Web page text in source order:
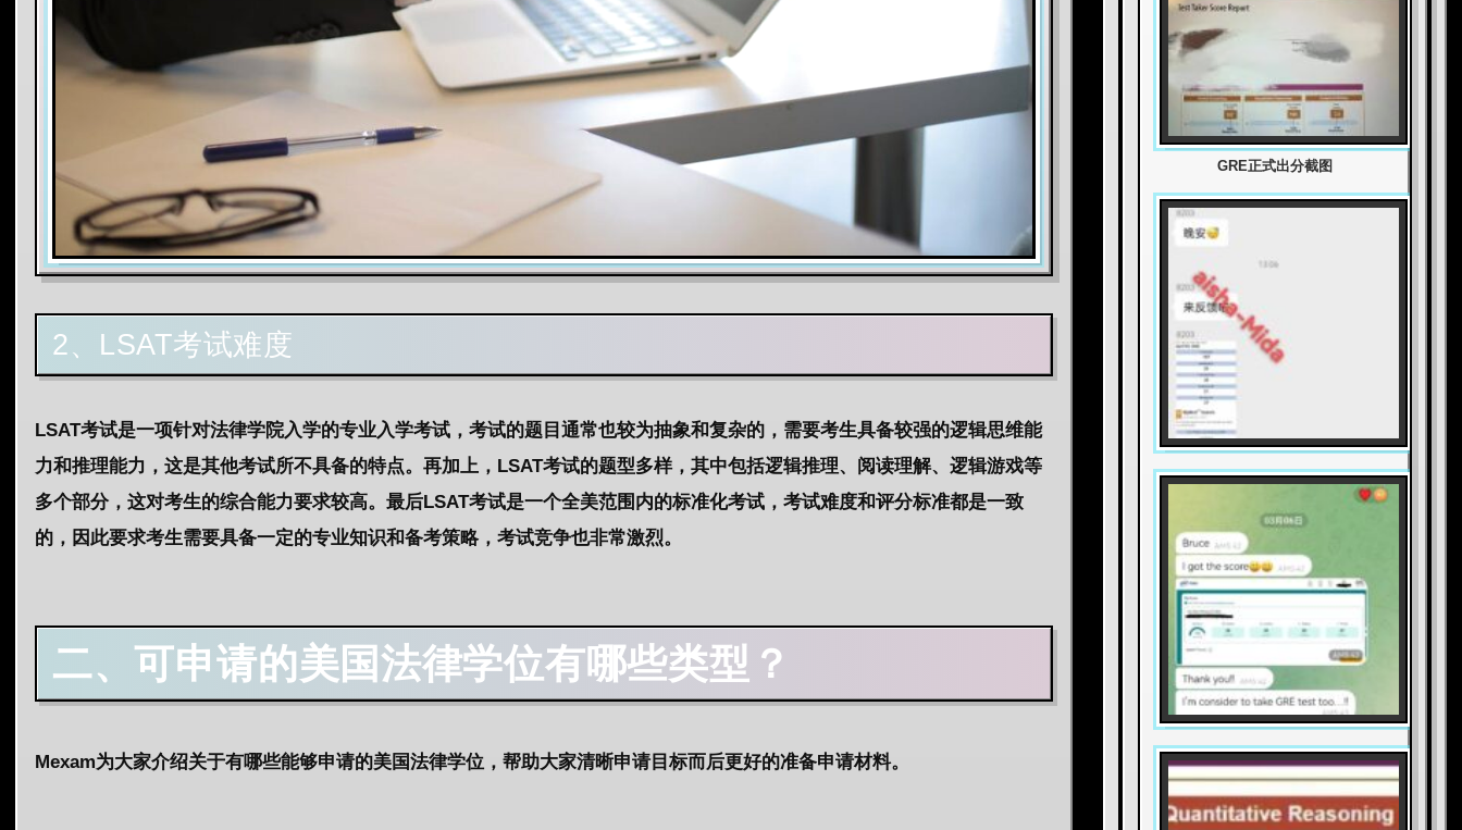
2、LSAT考试难度
LSAT考试是一项针对法律学院入学的专业入学考试，考试的题目通常也较为抽象和复杂的，需要考生具备较强的逻辑思维能
力和推理能力，这是其他考试所不具备的特点。再加上，LSAT考试的题型多样，其中包括逻辑推理、阅读理解、逻辑游戏等
多个部分，这对考生的综合能力要求较高。最后LSAT考试是一个全美范围内的标准化考试，考试难度和评分标准都是一致
的，因此要求考生需要具备一定的专业知识和备考策略，考试竞争也非常激烈。
二、可申请的美国法律学位有哪些类型？
Mexam为大家介绍关于有哪些能够申请的美国法律学位，帮助大家清晰申请目标而后更好的准备申请材料。
GRE正式出分截图